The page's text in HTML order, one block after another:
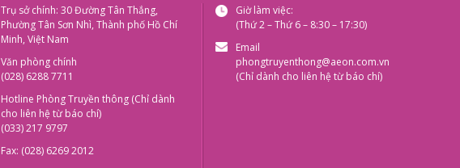
Trụ sở chính: 30 Đường Tân Thắng,
Phường Tân Sơn Nhì, Thành phố Hồ Chí
Minh, Việt Nam
Văn phòng chính
(028) 6288 7711
Hotline Phòng Truyền thông (Chỉ dành
cho liên hệ từ báo chí)
(033) 217 9797
Fax: (028) 6269 2012
Giờ làm việc:
(Thứ 2 – Thứ 6 – 8:30 – 17:30)
Email
phongtruyenthong@aeon.com.vn
(Chỉ dành cho liên hệ từ báo chí)